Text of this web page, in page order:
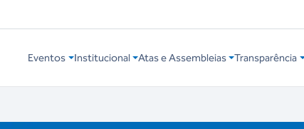
Eventos Institucional Atas e Assembleias Transparência